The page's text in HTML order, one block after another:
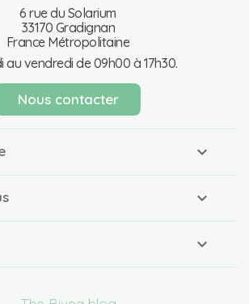
6 rue du Solarium
33170 Gradignan
France Métropolitaine
au vendredi de 09h00 à 17h30.
Nous contacter